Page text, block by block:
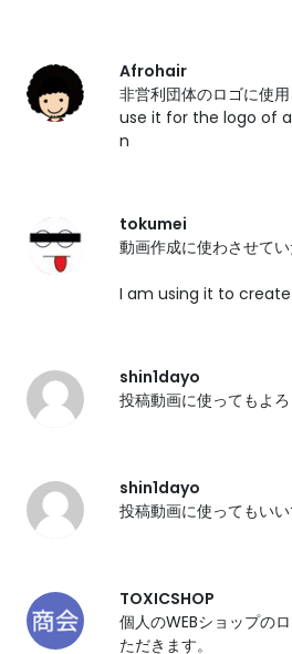
Afrohair
非営利団体のロゴに使
use it for the logo of
n
tokumei
動画作成に使わさせて
I am using it to
shin1dayo
投稿動画に使ってもよ
shin1dayo
投稿動画に使ってもい
TOXICSHOP
個人のWEBショップの
ただきます。